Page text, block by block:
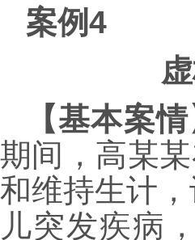
案例4
【基本案
期间，高某
和维持生计
儿突发疾病